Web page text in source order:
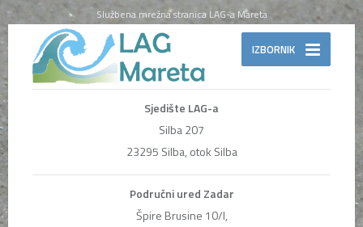
Službena mrežna stranica LAG-a Mareta
IZBORNIK
Sjedište LAG-a
Silba 207
23295 Silba, otok Silba
Područni ured Zadar
Špire Brusine 10/I,